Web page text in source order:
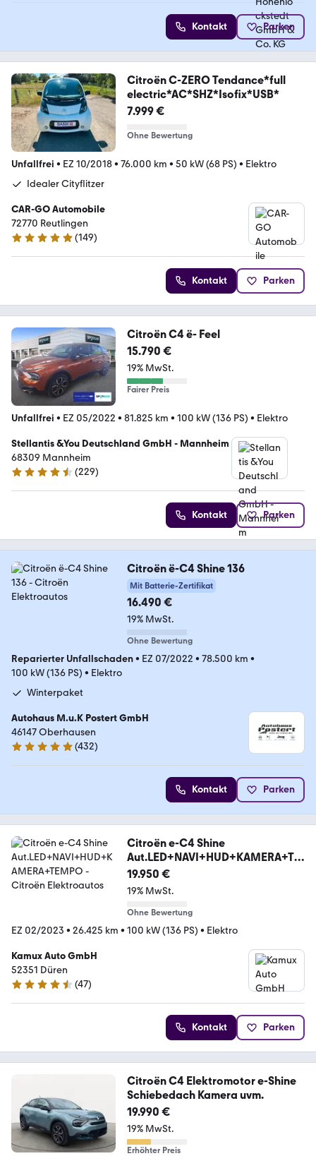
Kontakt Parken
Citroën C-ZERO Tendance*full
electric*AC*SHZ*Isofix*USB*
7.999 €
Ohne Bewertung
Unfallfrei • EZ 10/2018• 76.000 km • 50 kW (68 PS) • Elektro
Idealer Cityflitzer
CAR-GO Automobile
72770 Reutlingen
4.9 Sterne
(149)
Kontakt Parken
Citroën C4 ë- Feel
15.790 €
19% MwSt.
Fairer Preis
Unfallfrei • EZ 05/2022 • 81.825 km • 100 kW (136 PS) • Elektro
Stellantis &You Deutschland GmbH - Mannheim
68309 Mannheim
4.3 Sterne
(229)
Kontakt Parken
Citroën ë-C4 Shine 136
Mit Batterie-Zertifikat
16.490 €
19% MwSt.
Ohne Bewertung
Reparierter Unfallschaden• EZ 07/2022 • 78.500 km •
100 kW (136 PS) • Elektro
Winterpaket
Autohaus M.u.K Postert GmbH
46147 Oberhausen
5 Sterne
(432)
Kontakt Parken
Citroën e-C4 Shine
Aut.LED+NAVI+HUD+KAMERA+TE
MPO
19.950 €
19% MwSt.
Ohne Bewertung
EZ 02/2023 • 26.425 km • 100 kW (136 PS) • Elektro
Kamux Auto GmbH
52351 Düren
4.4 Sterne
(47)
Kontakt Parken
Citroën C4 Elektromotor e-Shine
Schiebedach Kamera uvm.
19.990 €
19% MwSt.
Erhöhter Preis